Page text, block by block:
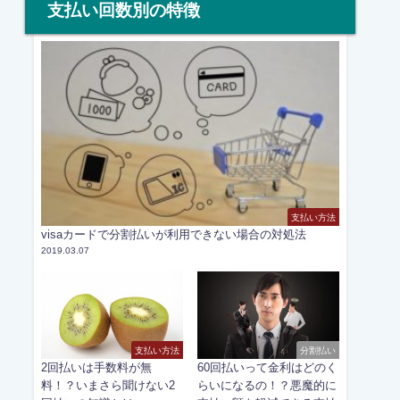
支払い回数別の特徴
支払い方法
visaカードで分割払いが利用できない場合の対処法
2019.03.07
支払い方法
2回払いは手数料が無
料！？いまさら聞けない2
分割払い
60回払いって金利はどのく
らいになるの！？悪魔的に